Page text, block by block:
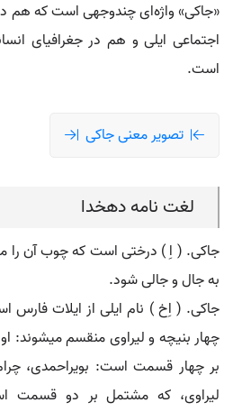
«جاکی» واژه‌ای چندوجهی است که هم
اجتماعی ایلی و هم در جغرافیای
است.
تصویر معنی جاکی
لغت نامه دهخدا
جاکی. ( اِ ) درختی است که چوب آن را
به جال و جالی شود.
جاکی. ( اِخ ) نام ایلی از ایلات فارس
چهار بنیچه و لیراوی منقسم میشوند:
بر چهار قسمت است: بویراحمدی،
لیراوی، که مشتمل بر دو قسمت